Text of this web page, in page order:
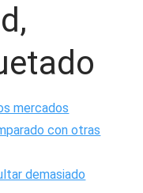
mercados
con otras
demasiado